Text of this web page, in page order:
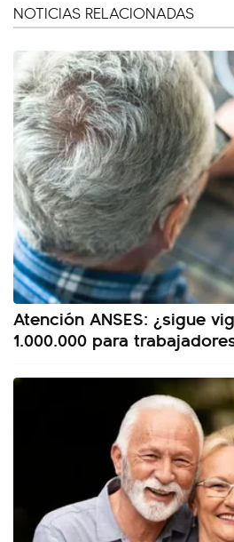
NOTICIAS RELACIONADAS
Atención ANSES: ¿sigue
1.000.000 para